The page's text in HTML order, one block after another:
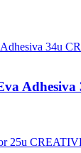
Adhesiva